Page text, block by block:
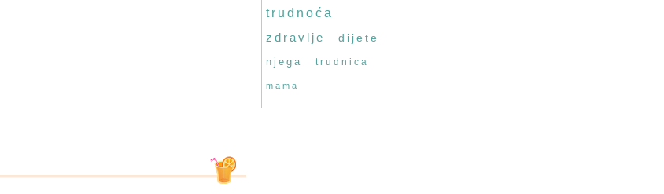
trudnoća
zdravlje
dijete
njega trudnica
mama